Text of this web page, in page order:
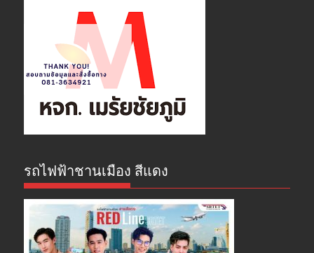
รถไฟฟ้าชานเมือง สีแดง